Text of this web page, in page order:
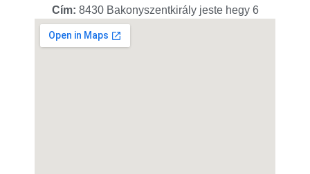
Cím: 8430 Bakonyszentkirály jeste hegy 6